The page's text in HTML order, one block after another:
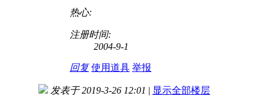
热心:
注册时间:
2004-9-1
回复 使用道具 举报
发表于 2019-3-26 12:01 | 显示全部楼层